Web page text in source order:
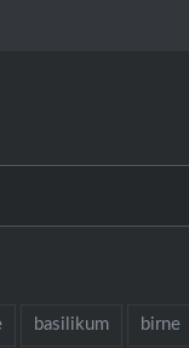
basilikum birne